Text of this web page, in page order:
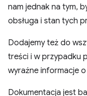
nam jednak na tym,
obsługa i stan tych
Dodajemy też do
treści i w przypadku
wyraźne informacje
Dokumentacja jest